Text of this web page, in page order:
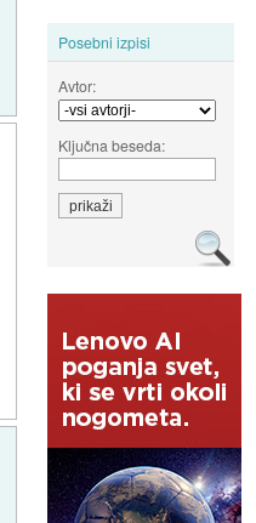
Posebni izpisi
Avtor:
Ključna beseda: